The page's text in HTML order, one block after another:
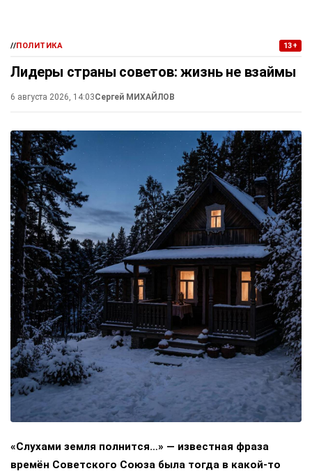
//ПОЛИТИКА 13+
Лидеры страны советов: жизнь не взаймы
6 августа 2026, 14:03Сергей МИХАЙЛОВ
«Слухами земля полнится…» — известная фраза
времён Советского Союза была тогда в какой-то